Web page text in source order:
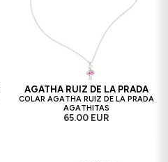
AGATHA RUIZ DE LA PRADA
COLAR AGATHA RUIZ DE LA PRADA
AGATHITAS
65.00 EUR